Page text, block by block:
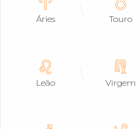
Áries Touro
Leão Virgem